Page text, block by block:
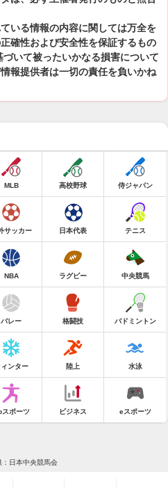
いる情報の内容に関しては万全を
確性および安全性を保証するもの
いて被ったいかなる損害について
報提供者は一切の責任を負いかね
MLB 高校野球 侍ジャパン
サッカー 日本代表 テニス
NBA ラグビー 中央競馬
バレー 格闘技 バドミントン
ィンター 陸上 水泳
スポーツ ビジネス eスポーツ
：日本中央競馬会